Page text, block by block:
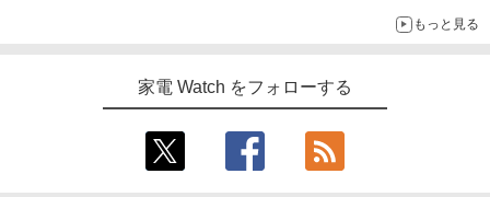
もっと見る
家電 Watch をフォローする